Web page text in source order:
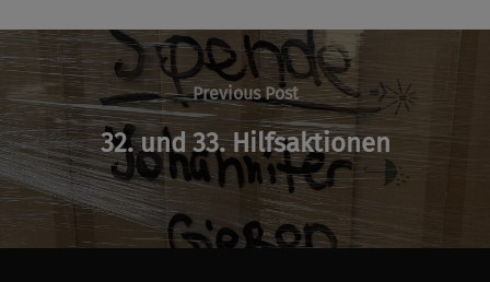
Post
navigation
Previous
Post
Previous Post
32. und 33. Hilfsaktionen